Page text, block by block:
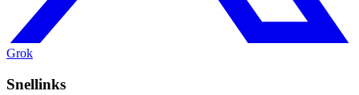
Grok
Snellinks